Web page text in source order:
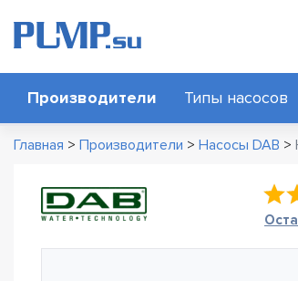
Производители Типы насосов
Главная > Производители > Насосы DAB >